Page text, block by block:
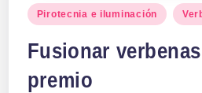
Publicado
Pirotecnia e iluminación
Fusionar
premio